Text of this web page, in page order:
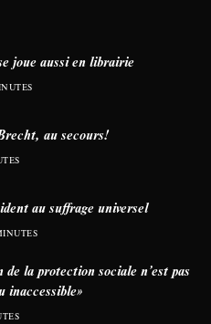
joue aussi en librairie
au secours!
au suffrage universel
de la protection sociale n’est pas
inaccessible»